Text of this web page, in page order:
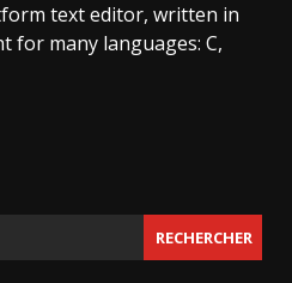
text editor, written in
for many languages: C,
RECHERCHER